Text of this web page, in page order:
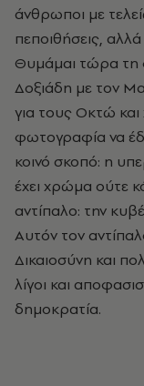
άνθρωποι με
πεποιθήσεις,
Θυμάμαι τώρα
Δοξιάδη με τον
για τους Οκτώ
φωτογραφία να
κοινό σκοπό: η
έχει χρώμα ούτε
αντίπαλο: την
Αυτόν τον
Δικαιοσύνη και
λίγοι και
δημοκρατία.